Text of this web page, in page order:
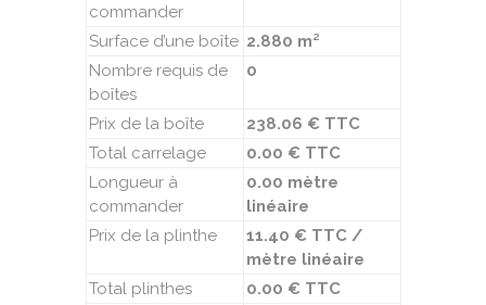
commander
Surface d’une boîte 2.880 m²
Nombre requis de
boîtes
0
Prix de la boîte
238.06 € TTC
Total carrelage
0.00 € TTC
Longueur à
commander
0.00 mètre
linéaire
Prix de la plinthe
11.40 € TTC /
mètre linéaire
Total plinthes
0.00 € TTC